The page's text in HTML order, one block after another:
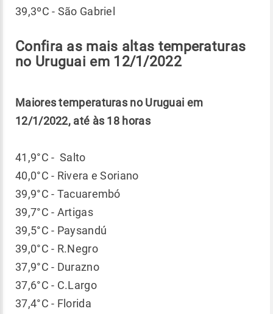
39,3ºC - São Gabriel
Confira as mais altas temperaturas
no Uruguai em 12/1/2022
Maiores temperaturas no Uruguai em
12/1/2022, até às 18 horas
41,9°C - Salto
40,0°C - Rivera e Soriano
39,9°C - Tacuarembó
39,7°C - Artigas
39,5°C - Paysandú
39,0°C - R.Negro
37,9°C - Durazno
37,6°C - C.Largo
37,4°C - Florida